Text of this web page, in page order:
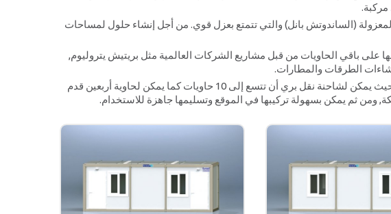
مركبة.
المعزولة (الساندوتش بانل) والتي تتمتع بعزل قوي. من أجل إنشاء حلول لمساحات
على باقي الحاويات من قبل مشاريع الشركات العالمية مثل بريتيش يتروليوم,
الطرقات والمطارات.
تنتج كارمود أيضا حاوية فلات باك بأبعاد 2.3 * 5.95 بتقنية الهيكل القابل للفك والتركيب, وهي تقدم ميزة سهولة النقل حيث يمكن لشاحنة نقل بري أن تتسع إلى 10 حاويات كما يمكن لحاوية أربعين قدم